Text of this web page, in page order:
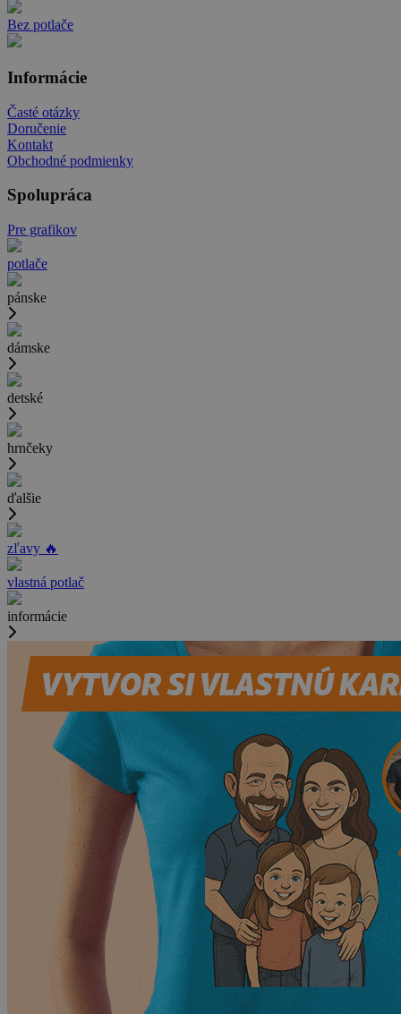
Bez potlače
Informácie
Časté otázky
Doručenie
Kontakt
Obchodné podmienky
Spolupráca
Pre grafikov
potlače
pánske
dámske
detské
hrnčeky
ďalšie
zľavy 🔥
vlastná potlač
informácie